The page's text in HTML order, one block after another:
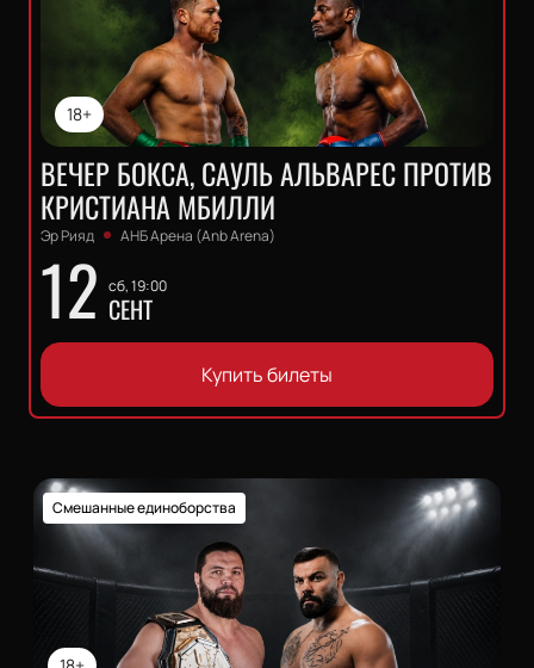
18+
ВЕЧЕР БОКСА, САУЛЬ АЛЬВАРЕС ПРОТИВ
КРИСТИАНА МБИЛЛИ
Эр Рияд АНБ Арена (Anb Arena)
12 сб, 19:00
СЕНТ
Купить билеты
Смешанные единоборства